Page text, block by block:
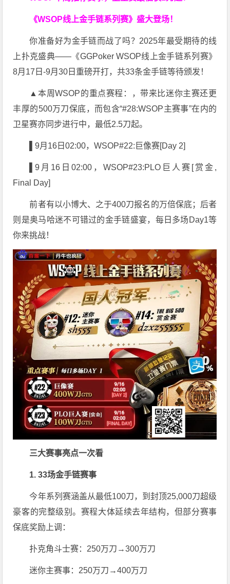
《WSOP线上金手链系列赛》盛大登场！
你准备好为金手链而战了吗？2025年最受期待的线
上扑克盛典——《GGPoker WSOP线上金手链系列赛》
8月17日-9月30日重磅开打，共33条金手链等待颁发！
▲本周WSOP的重点赛程：，带来比迷你主赛还更
丰厚的500万刀保底，而包含“#28:WSOP主赛事”在内的
卫星赛亦同步进行中，最低2.5刀起。
▌9月16日02:00，WSOP#22:巨像赛[Day 2]
▌9月16日02:00，WSOP#23:PLO巨人赛[赏金,
Final Day]
前者有以小博大、之于400刀报名的万倍保底；后者
则是奥马哈迷不可错过的金手链盛宴，每日多场Day1等
你来挑战！
三大赛事亮点一次看
1. 33场金手链赛事
今年系列赛涵盖从最低100刀，到封顶25,000刀超级
豪客的完整级别。赛程大体延续去年结构，但部分赛事
保底奖励上调：
扑克角斗士赛：250万刀→300万刀
迷你主赛事：250万刀→400万刀